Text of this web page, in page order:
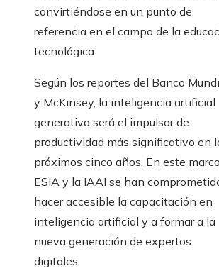
convirtiéndose en un punto de
referencia en el campo de la
tecnológica.
Según los reportes del Banco
y McKinsey, la inteligencia artificial
generativa será el impulsor de
productividad más significativo en
próximos cinco años. En este
ESIA y la IAAI se han
hacer accesible la capacitación en
inteligencia artificial y a formar a la
nueva generación de expertos
digitales.